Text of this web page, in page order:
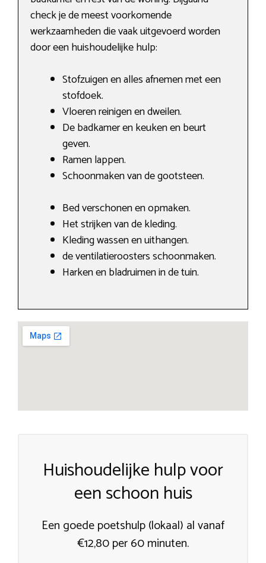
check je de meest voorkomende
werkzaamheden die vaak uitgevoerd worden
door een huishoudelijke hulp:
Stofzuigen en alles afnemen met een
stofdoek.
Vloeren reinigen en dweilen.
De badkamer en keuken en beurt
geven.
Ramen lappen.
Schoonmaken van de gootsteen.
Bed verschonen en opmaken.
Het strijken van de kleding.
Kleding wassen en uithangen.
de ventilatieroosters schoonmaken.
Harken en bladruimen in de tuin.
Huishoudelijke hulp voor
een schoon huis
Een goede poetshulp (lokaal) al vanaf
€12,80 per 60 minuten.